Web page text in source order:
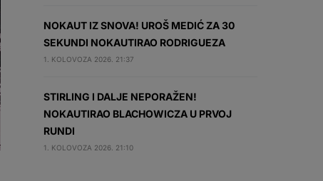
NOKAUT IZ SNOVA! UROŠ MEDIĆ ZA 30
SEKUNDI NOKAUTIRAO RODRIGUEZA
1. KOLOVOZA 2026. 21:37
STIRLING I DALJE NEPORAŽEN!
NOKAUTIRAO BLACHOWICZA U PRVOJ
RUNDI
1. KOLOVOZA 2026. 21:10